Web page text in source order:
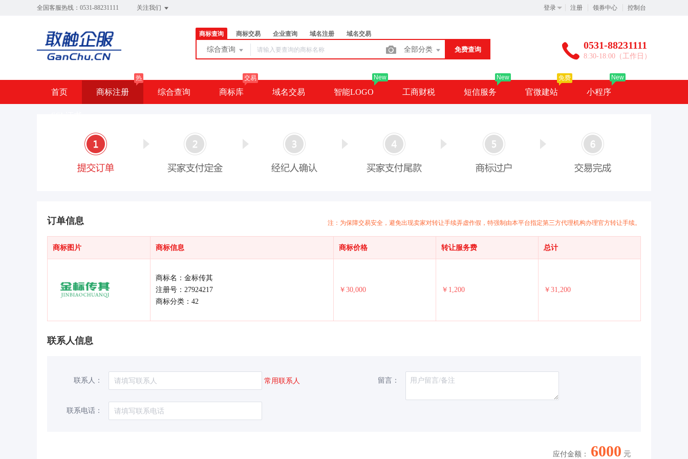
全国客服热线：0531-88231111 关注我们 登录 注册 领券中心 控制台
商标查询 商标交易 企业查询 域名注册 域名交易
综合查询 全部分类 免费查询 0531-88231111
8:30-18:00（工作日）
首页 商标注册
热
综合查询 商标库
交易
域名交易 智能LOGO
New
工商财税 短信服务
New
官微建站
免费
小程序
New
订单信息 注：为保障交易安全，避免出现卖家对转让手续弄虚作假，特强制由本平台指定第三方代理机构办理官方转让手续。
商标图片 商标信息 商标价格 转让服务费 总计
商标名：金标传其
注册号：27924217
商标分类：42
￥30,000 ￥1,200 ￥31,200
联系人信息
联系人： 常用联系人
联系电话：
留言：
应付金额： 6000 元